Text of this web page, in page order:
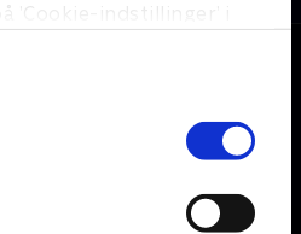
’Cookie-indstillinger’ i